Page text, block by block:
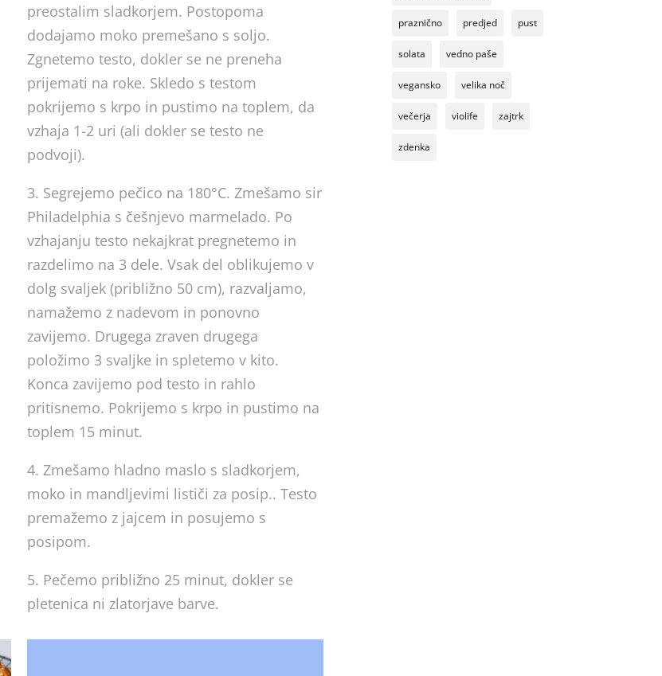
preostalim sladkorjem. Postopoma
dodajamo moko premešano s soljo.
Zgnetemo testo, dokler se ne preneha
prijemati na roke. Skledo s testom
pokrijemo s krpo in pustimo na toplem, da
vzhaja 1-2 uri (ali dokler se testo ne
podvoji).
3. Segrejemo pečico na 180°C. Zmešamo sir
Philadelphia s češnjevo marmelado. Po
vzhajanju testo nekajkrat pregnetemo in
razdelimo na 3 dele. Vsak del oblikujemo v
dolg svaljek (približno 50 cm), razvaljamo,
namažemo z nadevom in ponovno
zavijemo. Drugega zraven drugega
položimo 3 svaljke in spletemo v kito.
Konca zavijemo pod testo in rahlo
pritisnemo. Pokrijemo s krpo in pustimo na
toplem 15 minut.
4. Zmešamo hladno maslo s sladkorjem,
moko in mandljevimi lističi za posip.. Testo
premažemo z jajcem in posujemo s
posipom.
5. Pečemo približno 25 minut, dokler se
pletenica ni zlatorjave barve.
praznično predjed pust
solata vedno paše
vegansko velika noč
večerja violife zajtrk
zdenka